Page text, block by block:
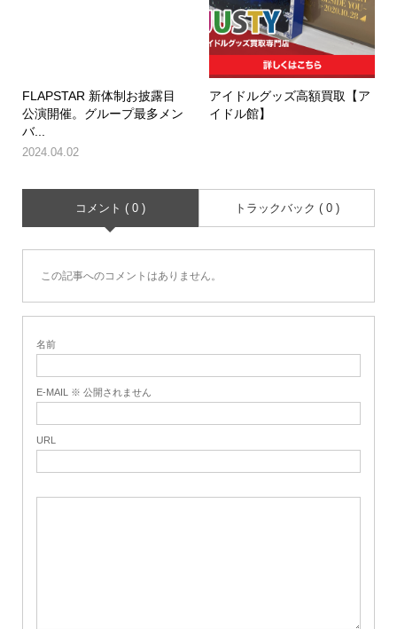
FLAPSTAR 新体制お披露目
公演開催。グループ最多メン
バ...
2024.04.02
アイドルグッズ高額買取【ア
イドル館】
コメント ( 0 ) トラックバック ( 0 )
この記事へのコメントはありません。
名前
E-MAIL ※ 公開されません
URL